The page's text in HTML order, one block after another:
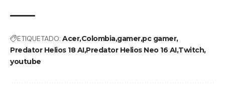
ETIQUETADO: AcerColombiagamerpc gamer
Predator Helios 18 AIPredator Helios Neo 16 AITwitch
youtube